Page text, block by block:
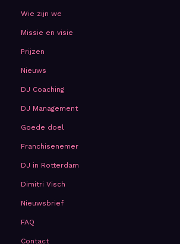
Wie zijn we
Missie en visie
Prijzen
Nieuws
DJ Coaching
DJ Management
Goede doel
Franchisenemer
DJ in Rotterdam
Dimitri Visch
Nieuwsbrief
FAQ
Contact